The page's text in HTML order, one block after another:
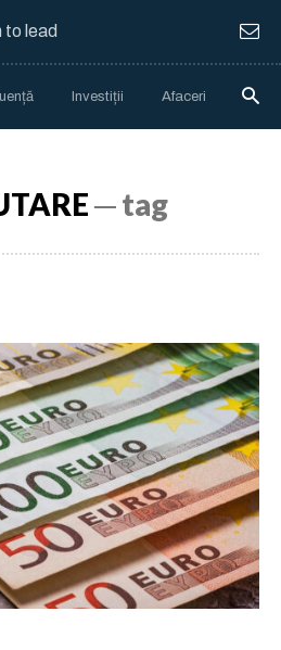
to lead
Investiții Afaceri
─ tag